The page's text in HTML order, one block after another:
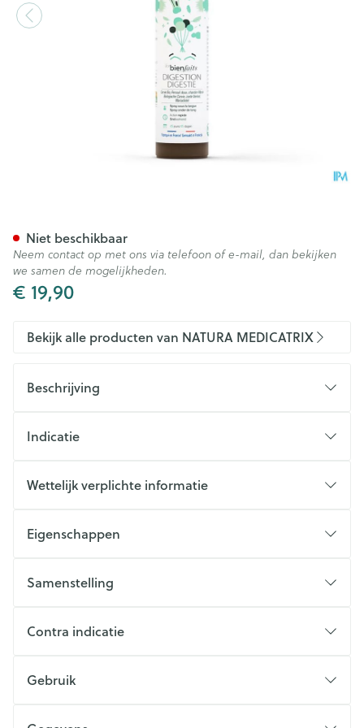
€ 19,90
Niet beschikbaar
Neem contact op met ons via telefoon of e-mail, dan bekijken
we samen de mogelijkheden.
Bekijk alle producten van NATURA MEDICATRIX
Beschrijving
Indicatie
Wettelijk verplichte informatie
Eigenschappen
Samenstelling
Contra indicatie
Gebruik